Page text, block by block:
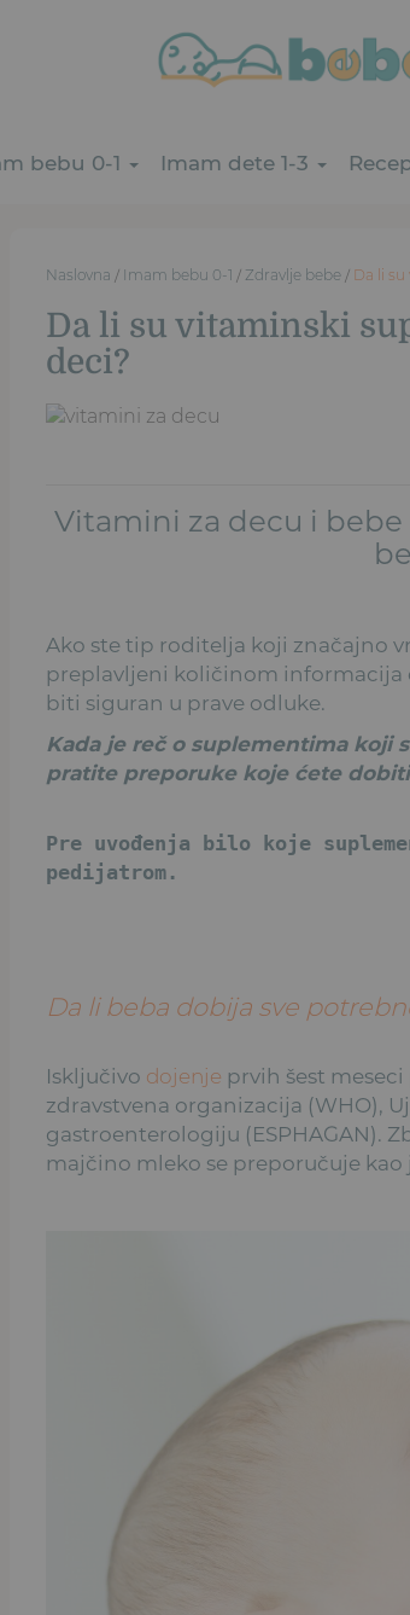
bebu 0-1 Imam dete 1-3
Naslovna / Imam bebu 0-1 / Zdravlje bebe / Da li
Da li su vitaminski
deci?
Vitamini za decu i
Ako ste tip roditelja koji značajno
preplavljeni količinom informacija
biti siguran u prave odluke.
Kada je reč o suplementima koji
pratite preporuke koje ćete
Pre uvođenja bilo koje
pedijatrom.
Da li beba dobija sve
Isključivo dojenje prvih šest
zdravstvena organizacija (WHO),
gastroenterologiju (ESPHAGAN).
majčino mleko se preporučuje